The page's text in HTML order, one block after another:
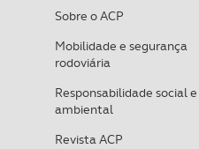
Sobre o ACP
Mobilidade e segurança
rodoviária
Responsabilidade social e
ambiental
Revista ACP